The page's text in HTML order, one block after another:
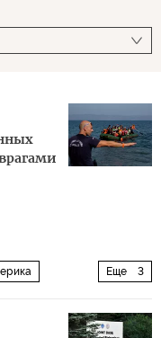
Еще 3